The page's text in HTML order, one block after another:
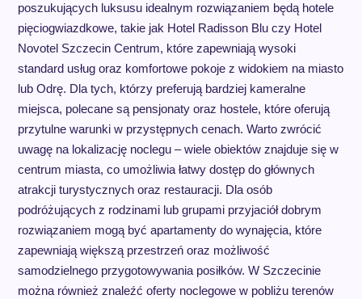
poszukujących luksusu idealnym rozwiązaniem będą hotele
pięciogwiazdkowe, takie jak Hotel Radisson Blu czy Hotel
Novotel Szczecin Centrum, które zapewniają wysoki
standard usług oraz komfortowe pokoje z widokiem na miasto
lub Odrę. Dla tych, którzy preferują bardziej kameralne
miejsca, polecane są pensjonaty oraz hostele, które oferują
przytulne warunki w przystępnych cenach. Warto zwrócić
uwagę na lokalizację noclegu – wiele obiektów znajduje się w
centrum miasta, co umożliwia łatwy dostęp do głównych
atrakcji turystycznych oraz restauracji. Dla osób
podróżujących z rodzinami lub grupami przyjaciół dobrym
rozwiązaniem mogą być apartamenty do wynajęcia, które
zapewniają większą przestrzeń oraz możliwość
samodzielnego przygotowywania posiłków. W Szczecinie
można również znaleźć oferty noclegowe w pobliżu terenów